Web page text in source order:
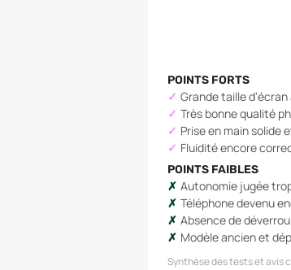
POINTS FORTS
Grande taille d'écran
Très bonne qualité
Prise en main solide
Fluidité encore
POINTS FAIBLES
Autonomie jugée
Téléphone devenu
Absence de
Modèle ancien et
Synthèse des tests et avis